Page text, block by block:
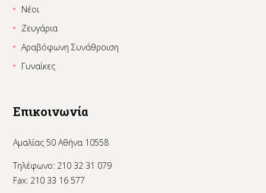
Νέοι
Ζευγάρια
Αραβόφωνη Συνάθροιση
Γυναίκες
Επικοινωνία
Αμαλίας 50 Αθήνα 10558
Τηλέφωνο: 210 32 31 079
Fax: 210 33 16 577